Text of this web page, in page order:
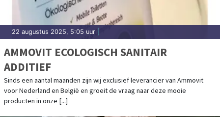
22 augustus 2025, 5:05 uur
AMMOVIT ECOLOGISCH SANITAIR
ADDITIEF
Sinds een aantal maanden zijn wij exclusief leverancier van Ammovit
voor Nederland en België en groeit de vraag naar deze mooie
producten in onze [...]